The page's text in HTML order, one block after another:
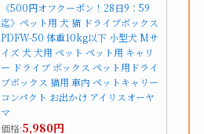
《500円オフクーポン！28日9：59
迄》ペット用 犬 猫 ドライブボックス
PDFW-50 体重10kg以下 小型犬 Mサ
イズ 犬 犬用 ペット ペット用 キャリ
ー ドライブ ボックス ペット用ドライ
ブボックス 猫用 車内 ペットキャリー
コンパクト お出かけ アイリスオーヤ
マ
価格:5,980円